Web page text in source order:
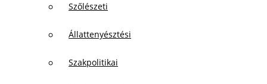
Szőlészeti
Állattenyésztési
Szakpolitikai